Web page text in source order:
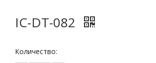
IC-DT-082
Количество: